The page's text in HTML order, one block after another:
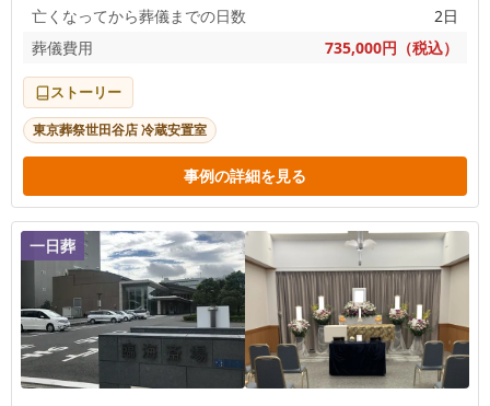
亡くなってから葬儀までの日数
2日
葬儀費用
735,000円（税込）
ストーリー
東京葬祭世田谷店 冷蔵安置室
事例の詳細を見る
一日葬